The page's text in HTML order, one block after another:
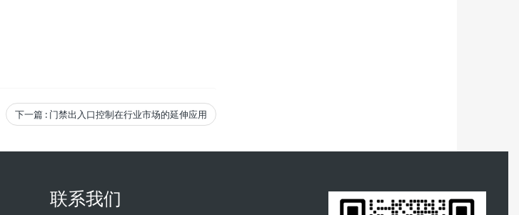
下一篇 : 门禁出入口控制在行业市场的延伸应用
联系我们